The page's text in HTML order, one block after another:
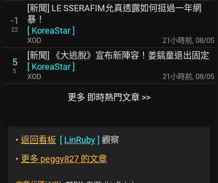
-1
22
[新聞] LE SSERAFIM允真透露如何挺過一年網
暴！
[ KoreaStar]
XOD 21小時前, 08/05
5
5
[新聞] 《大逃脫》宣布新陣容！姜鎬童退出固定
[ KoreaStar]
XOD 21小時前, 08/05
更多 即時熱門文章 >>
‣ 返回看板 [ LinRuby] 觀察
‣ 更多 peggy827 的文章